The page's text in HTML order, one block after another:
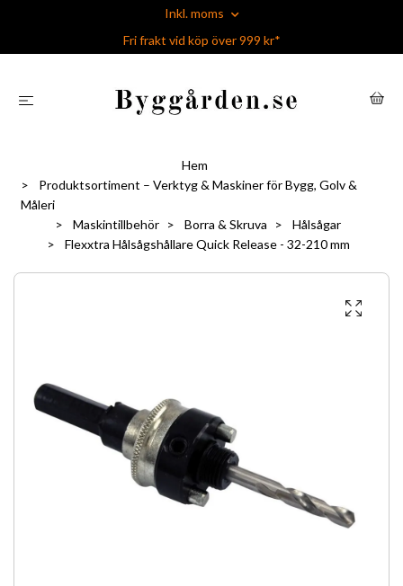
Inkl. moms
Fri frakt vid köp över 999 kr*
Hem
Produktsortiment – Verktyg & Maskiner för Bygg, Golv &
Måleri
Maskintillbehör
Borra & Skruva
Hålsågar
Flexxtra Hålsågshållare Quick Release - 32-210 mm